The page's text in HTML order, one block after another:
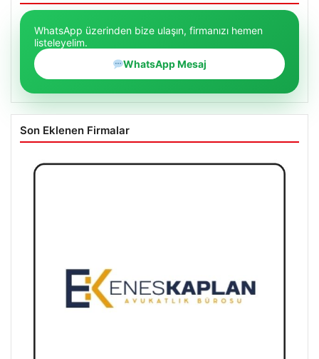
WhatsApp üzerinden bize ulaşın, firmanızı hemen
listeleyelim.
WhatsApp Mesaj
Son Eklenen Firmalar